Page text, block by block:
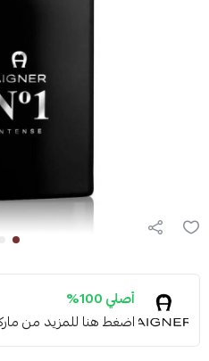
أصلي 100%
اضغط هنا للمزيد من